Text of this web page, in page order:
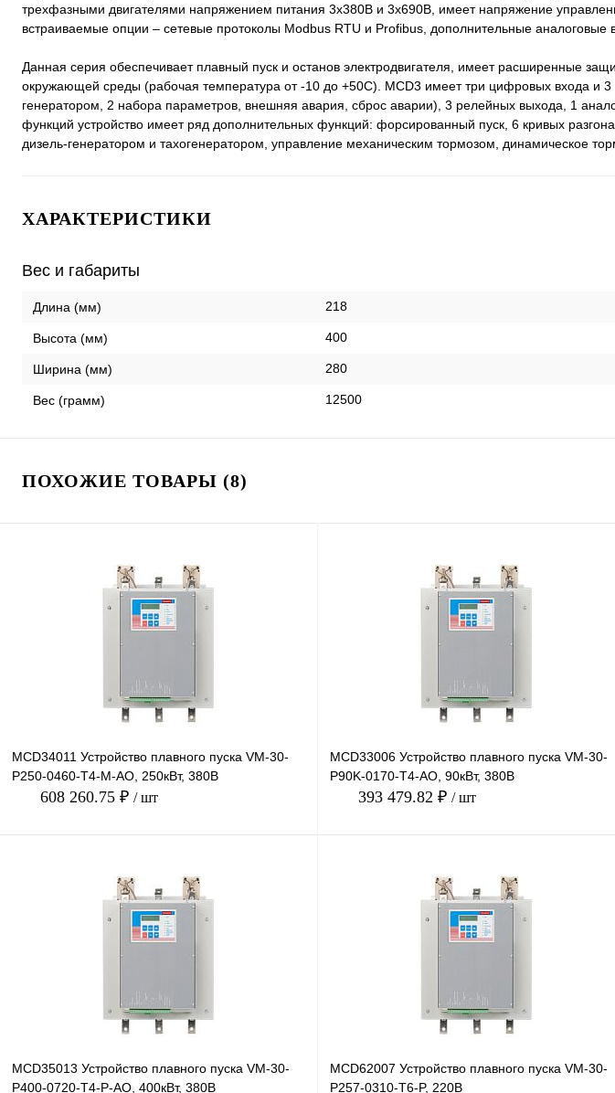
трехфазными двигателями напряжением питания 3х380В и 3х690В, имеет напряжение
встраиваемые опции – сетевые протоколы Modbus RTU и Profibus, дополнительные аналоговые
Данная серия обеспечивает плавный пуск и останов электродвигателя, имеет расширенные
окружающей среды (рабочая температура от -10 до +50С). MCD3 имеет три цифровых входа и 3
генератором, 2 набора параметров, внешняя авария, сброс аварии), 3 релейных выхода, 1
функций устройство имеет ряд дополнительных функций: форсированный пуск, 6 кривых
дизель-генератором и тахогенератором, управление механическим тормозом, динамическое
ХАРАКТЕРИСТИКИ
Вес и габариты
Длина (мм) 218
Высота (мм) 400
Ширина (мм) 280
Вес (грамм) 12500
ПОХОЖИЕ ТОВАРЫ (8)
MCD34011 Устройство плавного пуска VM-30-
P250-0460-T4-M-AO, 250кВт, 380В
608 260.75 ₽ / шт
Купить в 1 клик Сравнение
MCD33006 Устройство плавного пуска VM-30-
P90K-0170-T4-AO, 90кВт, 380В
393 479.82 ₽ / шт
Купить в 1 клик Сравнение
MCD35013 Устройство плавного пуска VM-30-
P400-0720-T4-P-AO, 400кВт, 380В
MCD62007 Устройство плавного пуска VM-30-
P257-0310-T6-P, 220В